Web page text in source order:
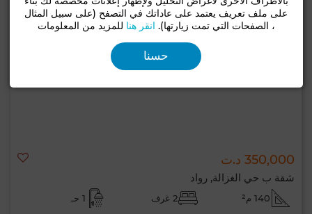
350,000 د.ت
شقة ب حي الغزالة, رواد
140 م² 2 غرف 1 حـ
على ملف تعريف يعتمد على عاداتك في التصفح (على سبيل المثال
، الصفحات التي تمت زيارتها). انقر هنا للمزيد من المعلومات
حسنا